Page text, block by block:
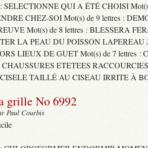
SELECTIONNE QUI A ÉTÉ CHOISI
CHEZ-SOI Mot(s) de 9 lettres :
Mot(s) de 8 lettres : BLESSERA
LA PEAU DU POISSON LAPEREAU
LIEUX DE GUET Mot(s) de 7 lettres :
ETETEES
CISELE TAILLÉ AU CISEAU IRRITE À
grille No 6992
Paul Courbis